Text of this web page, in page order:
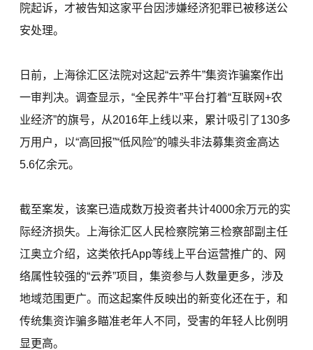
院起诉，才被告知这家平台因涉嫌经济犯罪已被移送公
安处理。
日前，上海徐汇区法院对这起“云养牛”集资诈骗案作出
一审判决。调查显示，“全民养牛”平台打着“互联网+农
业经济”的旗号，从2016年上线以来，累计吸引了130多
万用户，以“高回报”“低风险”的噱头非法募集资金高达
5.6亿余元。
截至案发，该案已造成数万投资者共计4000余万元的实
际经济损失。上海徐汇区人民检察院第三检察部副主任
江奥立介绍，这类依托App等线上平台运营推广的、网
络属性较强的“云养”项目，集资参与人数量更多，涉及
地域范围更广。而这起案件反映出的新变化还在于，和
传统集资诈骗多瞄准老年人不同，受害的年轻人比例明
显更高。